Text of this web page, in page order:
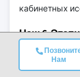
Нам
кабинетных
Наш 6-